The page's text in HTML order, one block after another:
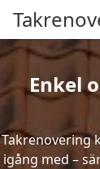
Enkel
Takrenovering
igång med –